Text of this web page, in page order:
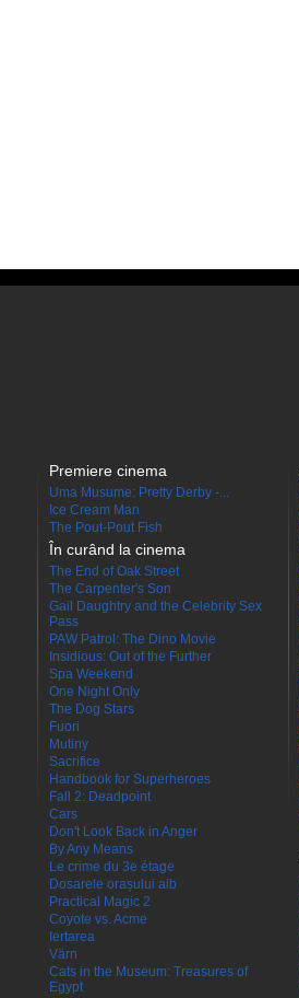
Premiere cinema
Uma Musume: Pretty Derby -...
Ice Cream Man
The Pout-Pout Fish
În curând la cinema
The End of Oak Street
The Carpenter's Son
Gail Daughtry and the Celebrity Sex
Pass
PAW Patrol: The Dino Movie
Insidious: Out of the Further
Spa Weekend
One Night Only
The Dog Stars
Fuori
Mutiny
Sacrifice
Handbook for Superheroes
Fall 2: Deadpoint
Cars
Don't Look Back in Anger
By Any Means
Le crime du 3e étage
Dosarele orașului alb
Practical Magic 2
Coyote vs. Acme
Iertarea
Värn
Cats in the Museum: Treasures of
Egypt